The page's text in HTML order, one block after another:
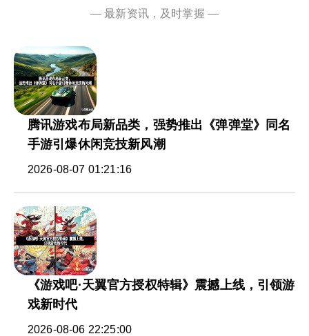
— 最新资讯，及时掌握 —
腾讯游戏布局新品类，强势推出《弹弹堂》同名
手游引爆休闲竞技新风潮
2026-08-07 01:21:16
《游戏吧·天翼官方授权特辑》震撼上线，引领游
戏新时代
2026-08-06 22:25:00